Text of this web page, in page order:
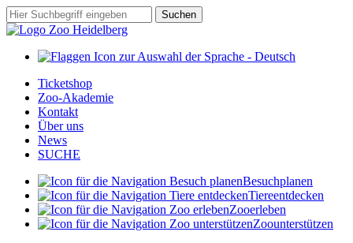
Zum
Hauptinhalt
springen
Suchbegriff Suchen
Ticketshop
Zoo-Akademie
Kontakt
Über uns
News
SUCHE
Besuchplanen
Tiereentdecken
Zooerleben
Zoounterstützen